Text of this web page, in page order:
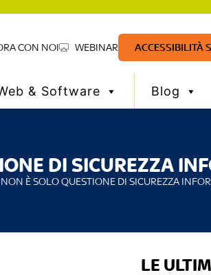
CON NOI WEBINAR ACCESSIBILITÀ
& Software Blog
DI SICUREZZA
NON È SOLO QUESTIONE DI SICUREZZA
LE